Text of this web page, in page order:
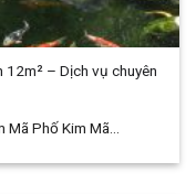
12m² – Dịch vụ chuyên
Mã Phố Kim Mã...